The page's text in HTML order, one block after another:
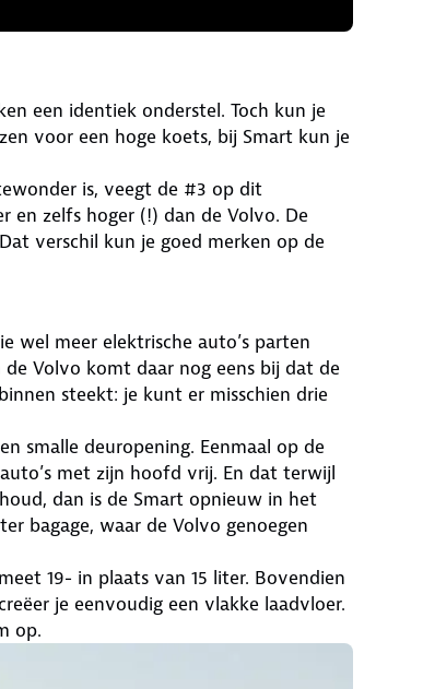
een identiek onderstel. Toch kun je
voor een hoge koets, bij Smart kun je
is, veegt de #3 op dit
en zelfs hoger (!) dan de Volvo. De
verschil kun je goed merken op de
wel meer elektrische auto’s parten
Volvo komt daar nog eens bij dat de
steekt: je kunt er misschien drie
smalle deuropening. Eenmaal op de
met zijn hoofd vrij. En dat terwijl
dan is de Smart opnieuw in het
bagage, waar de Volvo genoegen
19- in plaats van 15 liter. Bovendien
je eenvoudig een vlakke laadvloer.
op.